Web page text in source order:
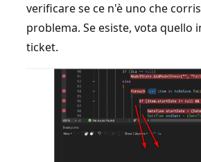
verificare se ce n'è uno che
problema. Se esiste, vota quello
ticket.